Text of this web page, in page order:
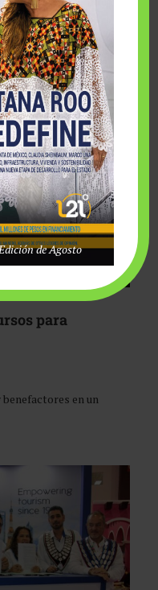
México unieron
de una …
para
en un
de Agosto